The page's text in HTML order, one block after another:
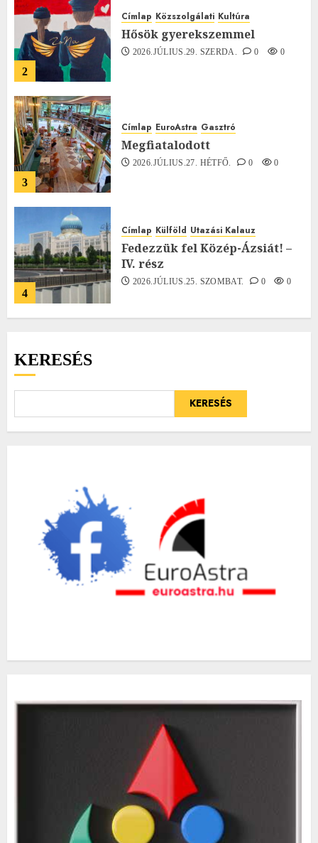
2
Címlap Közszolgálati Kultúra
Hősök gyerekszemmel
2026.JÚLIUS.29. SZERDA. 0 0
3
Címlap EuroAstra Gasztró
Megfiatalodott
2026.JÚLIUS.27. HÉTFŐ. 0 0
4
Címlap Külföld Utazási Kalauz
Fedezzük fel Közép-Ázsiát! –
IV. rész
2026.JÚLIUS.25. SZOMBAT. 0 0
KERESÉS
KERESÉS